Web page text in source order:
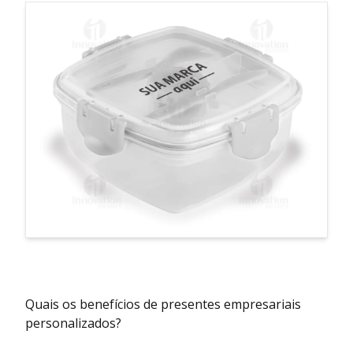
Quais os benefícios de presentes empresariais
personalizados?